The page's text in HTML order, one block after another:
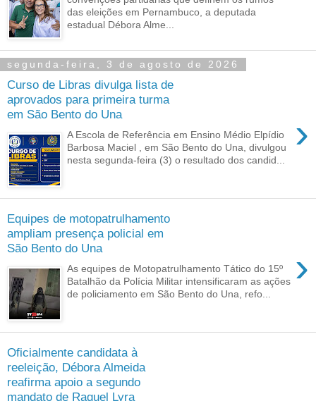
das eleições em Pernambuco, a deputada
estadual Débora Alme...
segunda-feira, 3 de agosto de 2026
Curso de Libras divulga lista de
aprovados para primeira turma
em São Bento do Una
›
A Escola de Referência em Ensino Médio Elpídio
Barbosa Maciel , em São Bento do Una, divulgou
nesta segunda-feira (3) o resultado dos candid...
Equipes de motopatrulhamento
ampliam presença policial em
São Bento do Una
›
As equipes de Motopatrulhamento Tático do 15º
Batalhão da Polícia Militar intensificaram as ações
de policiamento em São Bento do Una, refo...
Oficialmente candidata à
reeleição, Débora Almeida
reafirma apoio a segundo
mandato de Raquel Lyra